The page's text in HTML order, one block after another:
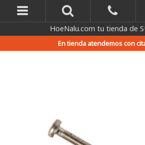
HoeNalu.com tu tienda de
En tienda atendemos con